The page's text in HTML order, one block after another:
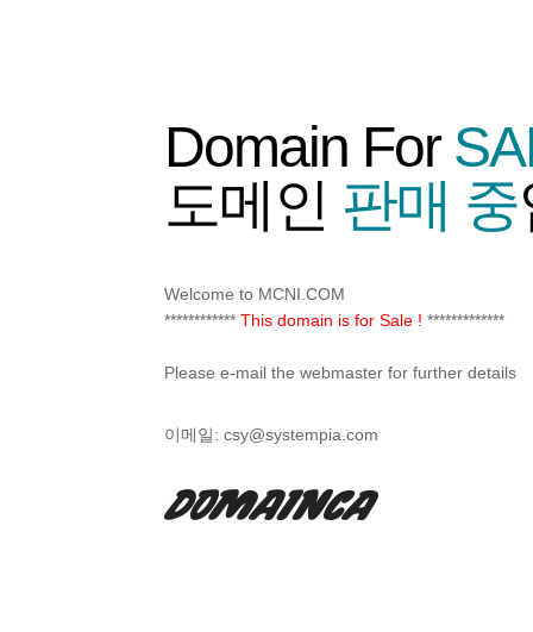
Domain For
도메인 판매 중
Welcome to MCNI.COM
************ This domain is for Sale ! *************
Please e-mail the webmaster for further details
이메일: csy@systempia.com